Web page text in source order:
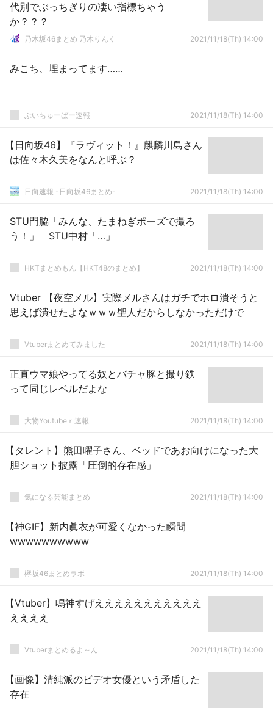
代別でぶっちぎりの凄い指標ちゃう
か？？？
乃木坂46まとめ 乃木りんく 2021/11/18(Th) 14:00
みこち、埋まってます……
ぶいちゅーばー速報 2021/11/18(Th) 14:00
【日向坂46】『ラヴィット！』麒麟川島さん
は佐々木久美をなんと呼ぶ？
日向速報 -日向坂46まとめ- 2021/11/18(Th) 14:00
STU門脇「みんな、たまねぎポーズで撮ろ
う！」 STU中村「…」
HKTまとめもん【HKT48のまとめ】 2021/11/18(Th) 14:00
Vtuber 【夜空メル】実際メルさんはガチでホロ潰そうと
思えば潰せたよなｗｗｗ聖人だからしなかっただけで
Vtuberまとめてみました 2021/11/18(Th) 14:00
正直ウマ娘やってる奴とバチャ豚と撮り鉄
って同じレベルだよな
大物Youtubeｒ速報 2021/11/18(Th) 14:00
【タレント】熊田曜子さん、ベッドであお向けになった大
胆ショット披露「圧倒的存在感」
気になる芸能まとめ 2021/11/18(Th) 14:00
【神GIF】新内眞衣が可愛くなかった瞬間
wwwwwwwwww
欅坂46まとめラボ 2021/11/18(Th) 14:00
【Vtuber】鳴神すげえええええええええええ
ええええ
Vtuberまとめるよ～ん 2021/11/18(Th) 14:00
【画像】清純派のビデオ女優という矛盾した
存在